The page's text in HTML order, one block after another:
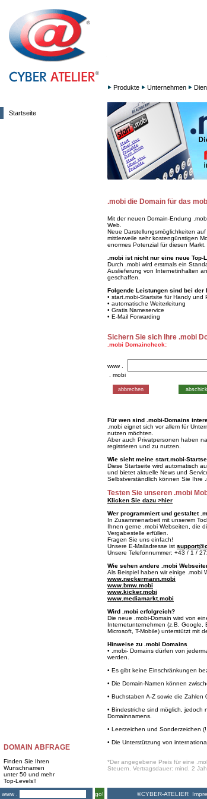
Startseite
DOMAIN ABFRAGE
Finden Sie Ihren
Wunschnamen
unter 50 und mehr
Top-Levels!!
www .
go!
Produkte Unternehmen
.mobi die Domain für das
Mit der neuen Domain-Endung
Web.
Neue Darstellungsmöglichkeiten
mittlerweile sehr kostengünstigen
enormes Potenzial für diesen Markt.
.mobi ist nicht nur eine neue Top-
Durch .mobi wird erstmals ein
Auslieferung von Internetinhalten
geschaffen.
Folgende Leistungen sind bei
• start.mobi-Startsite für Handy und
• automatische Weiterleitung
• Gratis Nameservice
• E-Mail Forwarding
Sichern Sie sich Ihre .mobi
.mobi Domaincheck:
www .
. mobi
Für wen sind .mobi-Domains
.mobi eignet sich vor allem für
nutzen möchten.
Aber auch Privatpersonen haben
registrieren und zu nutzen.
Wie sieht meine start.mobi-
Diese Startseite wird automatisch
und bietet aktuelle News und
Selbstverständlich können Sie Ihre
Testen Sie unseren .mobi
Klicken Sie dazu >hier
Wer programmiert und gestaltet
In Zusammenarbeit mit unserem
Ihnen gerne .mobi Webseiten, die
Vergabestelle erfüllen.
Fragen Sie uns einfach!
Unsere E-Mailadresse ist
Unsere Telefonnummer: +43 / 1 /
Wie sehen andere .mobi
Als Beispiel haben wir einige .mobi
www.neckermann.mobi
www.bmw.mobi
www.kicker.mobi
www.mediamarkt.mobi
Wird .mobi erfolgreich?
Die neue .mobi-Domain wird von
Internetunternehmen (z.B. Google,
Microsoft, T-Mobile) unterstützt mit
Hinweise zu .mobi Domains
• .mobi- Domains dürfen von
werden.
• Es gibt keine Einschränkungen
• Die Domain-Namen können
• Buchstaben A-Z sowie die Zahlen
• Bindestriche sind möglich,
Domainnamens.
• Leerzeichen und Sonderzeichen
• Die Unterstützung von
*Der angegebene Preis für eine
Steuern. Vertragsdauer: mind. 2
©CYBER-ATELIER